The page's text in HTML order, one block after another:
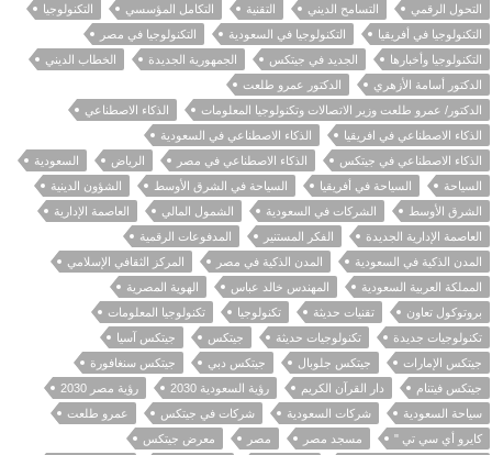
التحول الرقمي
التسامح الديني التقنية التكامل المؤسسي
التكنولوجيا
التكنولوجيا في أفريقيا
التكنولوجيا في السعودية
التكنولوجيا في مصر
التكنولوجيا وأخبارها
الجديد في جيتكس الجمهورية الجديدة
الخطاب الديني
الدكتور أسامة الأزهري
الدكتور عمرو طلعت
الدكتور/ عمرو طلعت وزير الاتصالات وتكنولوجيا المعلومات
الذكاء الاصطناعي
الذكاء الاصطناعي في افريقيا
الذكاء الاصطناعي في السعودية
الذكاء الاصطناعي في جيتكس
الذكاء الاصطناعي في مصر الرياض
السعودية
السياحة
السياحة في أفريقيا السياحة في الشرق الأوسط
الشؤون الدينية
الشرق الأوسط
الشركات في السعودية الشمول المالي
العاصمة الإدارية
العاصمة الإدارية الجديدة
الفكر المستنير
المدفوعات الرقمية
المدن الذكية في السعودية
المدن الذكية في مصر
المركز الثقافي الإسلامي
المملكة العربية السعودية
المهندس خالد عباس
الهوية المصرية
بروتوكول تعاون
تقنيات حديثة تكنولوجيا
تكنولوجيا المعلومات
تكنولوجيات جديدة
تكنولوجيات حديثة جيتكس
جيتكس آسيا
جيتكس الإمارات
جيتكس جلوبال جيتكس دبي
جيتكس سنغافورة
جيتكس فيتنام
دار القرآن الكريم رؤية السعودية 2030
رؤية مصر 2030
سياحة السعودية
شركات السعودية شركات في جيتكس
عمرو طلعت
كايرو أي سي تي "
مسجد مصر مصر
معرض جيتكس